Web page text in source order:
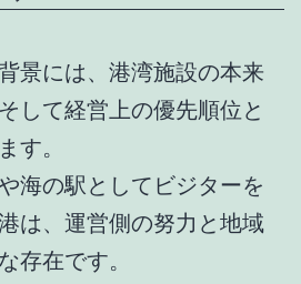
景には、港湾施設の本来
して経営上の優先順位と
す。
海の駅としてビジターを
は、運営側の努力と地域
存在です。